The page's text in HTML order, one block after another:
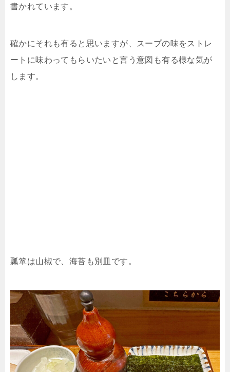
書かれています。
確かにそれも有ると思いますが、スープの味をストレ
ートに味わってもらいたいと言う意図も有る様な気が
します。
瓢箪は山椒で、海苔も別皿です。